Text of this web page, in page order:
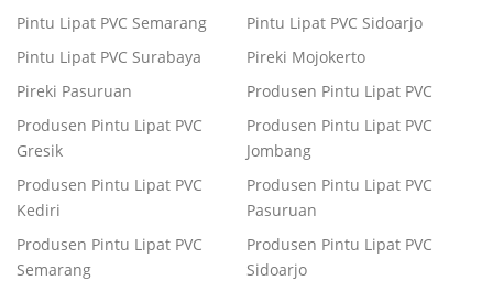
Pintu Lipat PVC Semarang
Pintu Lipat PVC Sidoarjo
Pintu Lipat PVC Surabaya
Pireki Mojokerto
Pireki Pasuruan
Produsen Pintu Lipat PVC
Produsen Pintu Lipat PVC
Gresik
Produsen Pintu Lipat PVC
Jombang
Produsen Pintu Lipat PVC
Kediri
Produsen Pintu Lipat PVC
Pasuruan
Produsen Pintu Lipat PVC
Semarang
Produsen Pintu Lipat PVC
Sidoarjo